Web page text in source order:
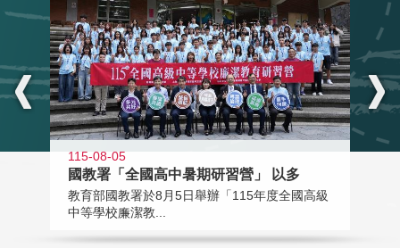
115-08-05
國教署「全國高中暑期研習營」 以多
教育部國教署於8月5日舉辦「115年度全國高級
中等學校廉潔教...